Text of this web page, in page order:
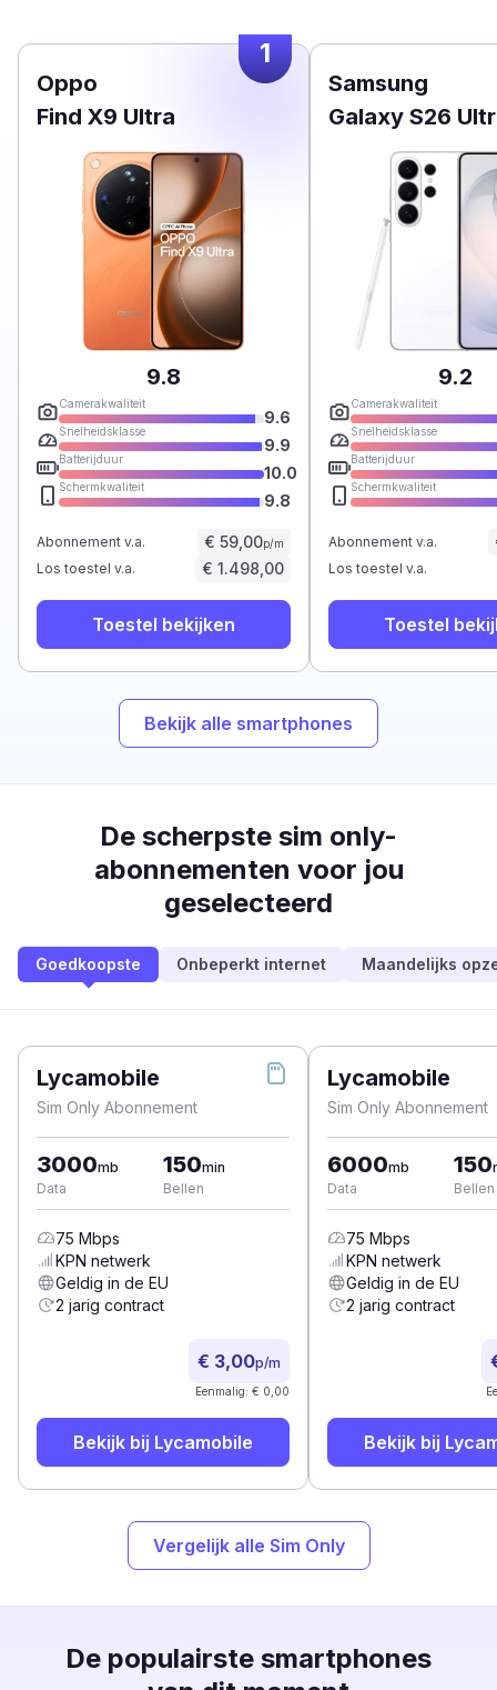
1
Oppo
Find X9 Ultra
9.8
Camerakwaliteit
9.6
Snelheidsklasse
9.9
Batterijduur
10.0
Schermkwaliteit
9.8
Abonnement v.a. € 59,00p/m
Los toestel v.a. € 1.498,00
Toestel bekijken
Samsung
Galaxy S26
9.2
Camerakwaliteit
Snelheidsklasse
Batterijduur
Schermkwaliteit
Abonnement v.a.
Los toestel v.a.
Toestel
Bekijk alle smartphones
De scherpste sim only-
abonnementen voor jou
geselecteerd
Goedkoopste Onbeperkt internet Maandelijks
Lycamobile
Sim Only Abonnement
3000mb
Data
150min
Bellen
75 Mbps
KPN netwerk
Geldig in de EU
2 jarig contract
€ 3,00p/m
Eenmalig: € 0,00
Bekijk bij Lycamobile
Lycamobile
Sim Only Abonnement
6000mb
Data
150
Bellen
75 Mbps
KPN netwerk
Geldig in de EU
2 jarig contract
Bekijk bij
Vergelijk alle Sim Only
De populairste smartphones